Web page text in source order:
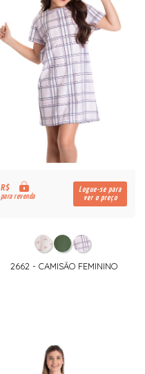
R$
para revenda
Logue-se para
ver o preço
2662 - CAMISÃO FEMININO